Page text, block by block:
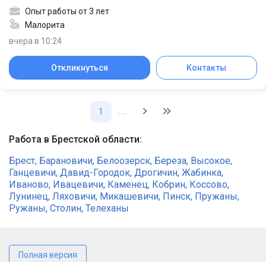
Опыт работы от 3 лет
Малорита
вчера в 10:24
Откликнуться Контакты
1
Работа в Брестской области:
Брест, Барановичи, Белоозерск, Береза, Высокое,
Ганцевичи, Давид-Городок, Дрогичин, Жабинка,
Иваново, Ивацевичи, Каменец, Кобрин, Коссово,
Лунинец, Ляховичи, Микашевичи, Пинск, Пружаны,
Ружаны, Столин, Телеханы
Полная версия